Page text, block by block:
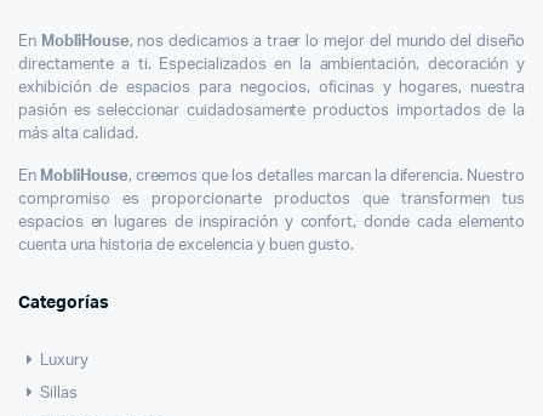
En MobliHouse, nos dedicamos a traer lo mejor del mundo del diseño
directamente a ti. Especializados en la ambientación, decoración y
exhibición de espacios para negocios, oficinas y hogares, nuestra
pasión es seleccionar cuidadosamente productos importados de la
más alta calidad.
En MobliHouse, creemos que los detalles marcan la diferencia. Nuestro
compromiso es proporcionarte productos que transformen tus
espacios en lugares de inspiración y confort, donde cada elemento
cuenta una historia de excelencia y buen gusto.
Categorías
Luxury
Sillas